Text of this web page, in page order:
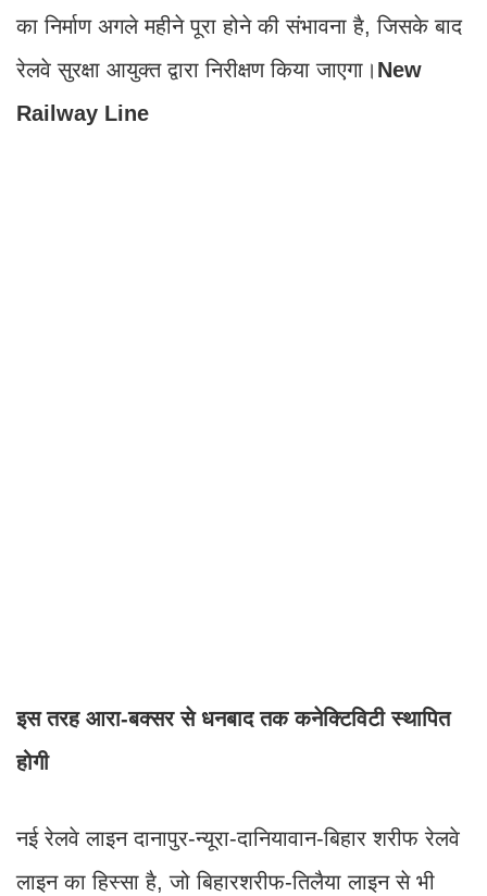
का निर्माण अगले महीने पूरा होने की संभावना है, जिसके बाद
रेलवे सुरक्षा आयुक्त द्वारा निरीक्षण किया जाएगा। New
Railway Line
इस तरह आरा-बक्सर से धनबाद तक कनेक्टिविटी स्थापित
होगी
नई रेलवे लाइन दानापुर-न्यूरा-दानियावान-बिहार शरीफ रेलवे
लाइन का हिस्सा है, जो बिहारशरीफ-तिलैया लाइन से भी